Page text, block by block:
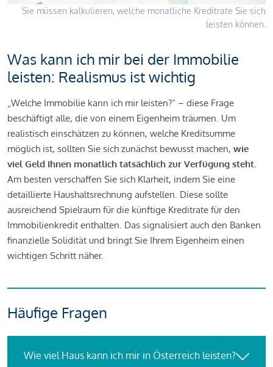
Sie müssen kalkulieren, welche monatliche Kreditrate Sie sich
leisten können.
Was kann ich mir bei der Immobilie
leisten: Realismus ist wichtig
„Welche Immobilie kann ich mir leisten?“ – diese Frage
beschäftigt alle, die von einem Eigenheim träumen. Um
realistisch einschätzen zu können, welche Kreditsumme
möglich ist, sollten Sie sich zunächst bewusst machen, wie
viel Geld Ihnen monatlich tatsächlich zur Verfügung steht.
Am besten verschaffen Sie sich Klarheit, indem Sie eine
detaillierte Haushaltsrechnung aufstellen. Diese sollte
ausreichend Spielraum für die künftige Kreditrate für den
Immobilienkredit enthalten. Das signalisiert auch den Banken
finanzielle Solidität und bringt Sie Ihrem Eigenheim einen
wichtigen Schritt näher.
Häufige Fragen
Wie viel Haus kann ich mir in Österreich leisten?